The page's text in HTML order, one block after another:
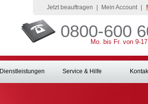
0800-600
Mo. bis Fr. von 9-
Jetzt beauftragen Mein Account
Dienstleistungen Service & Hilfe